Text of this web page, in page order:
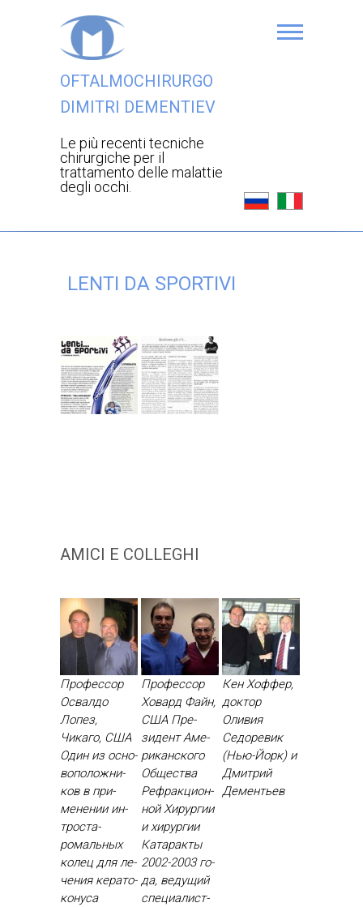
OFTALMOCHIRURGO
DIMITRI DEMENTIEV
Le più recenti tecniche
chirurgiche per il
trattamento delle malattie
degli occhi.
LENTI DA SPORTIVI
AMICI E COLLEGHI
Профессор
Освалдо
Лопез,
Чикаго, США
Один из ос­но­
вопо­лож­ни­
ков в при­
мене­нии ин­
трос­та­
ромаль­ных
ко­лец для ле­
чения ке­рато­
кону­са
Профессор
Ховард Файн,
США Пре­
зидент Аме­
рикан­ско­го
Об­щес­тва
Реф­ракци­он­
ной Хи­рур­гии
и хи­рур­гии
Ка­тарак­ты
2002-2003 го­
да, ве­дущий
спе­ци­алист-
Кен Хоффер,
доктор
Оливия
Седоревик
(Нью-Йорк) и
Дмитрий
Дементьев